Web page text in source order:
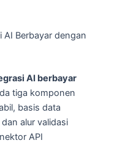
AI Berbayar dengan
AI berbayar
tiga komponen
basis data
alur validasi
API